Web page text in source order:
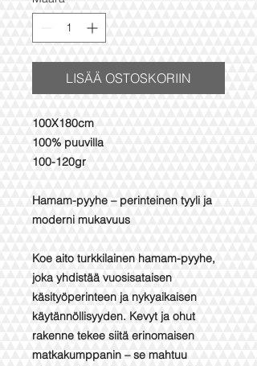
LISÄÄ OSTOSKORIIN
100X180cm
100% puuvilla
100-120gr
Hamam-pyyhe – perinteinen tyyli ja
moderni mukavuus
Koe aito turkkilainen hamam-pyyhe,
joka yhdistää vuosisataisen
käsityöperinteen ja nykyaikaisen
käytännöllisyyden. Kevyt ja ohut
rakenne tekee siitä erinomaisen
matkakumppanin – se mahtuu